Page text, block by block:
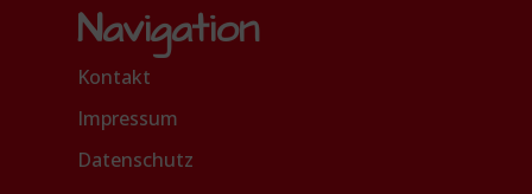
Navigation
Kontakt
Impressum
Datenschutz